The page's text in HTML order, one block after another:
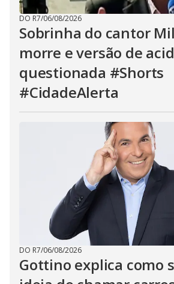
DO R7/06/08/2026
Sobrinha do cantor
morre e versão de
questionada #Shorts
#CidadeAlerta
DO R7/06/08/2026
Gottino explica como